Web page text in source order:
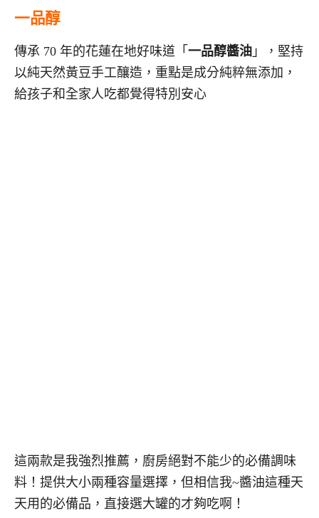
一品醇
傳承 70 年的花蓮在地好味道「 一品醇醬油 」，堅持
以純天然黃豆手工釀造，重點是成分純粹無添加，
給孩子和全家人吃都覺得特別安心
這兩款是我強烈推薦，廚房絕對不能少的必備調味
料！提供大小兩種容量選擇，但相信我~醬油這種天
天用的必備品，直接選大罐的才夠吃啊！